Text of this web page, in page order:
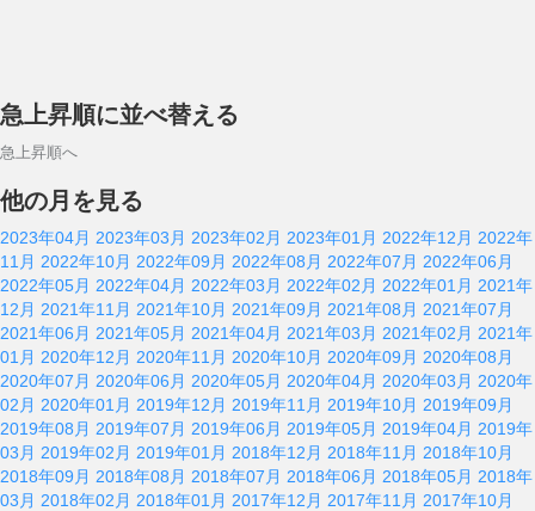
急上昇順に並べ替える
急上昇順へ
他の月を見る
2023年04月 2023年03月 2023年02月 2023年01月 2022年12月 2022年
11月 2022年10月 2022年09月 2022年08月 2022年07月 2022年06月
2022年05月 2022年04月 2022年03月 2022年02月 2022年01月 2021年
12月 2021年11月 2021年10月 2021年09月 2021年08月 2021年07月
2021年06月 2021年05月 2021年04月 2021年03月 2021年02月 2021年
01月 2020年12月 2020年11月 2020年10月 2020年09月 2020年08月
2020年07月 2020年06月 2020年05月 2020年04月 2020年03月 2020年
02月 2020年01月 2019年12月 2019年11月 2019年10月 2019年09月
2019年08月 2019年07月 2019年06月 2019年05月 2019年04月 2019年
03月 2019年02月 2019年01月 2018年12月 2018年11月 2018年10月
2018年09月 2018年08月 2018年07月 2018年06月 2018年05月 2018年
03月 2018年02月 2018年01月 2017年12月 2017年11月 2017年10月